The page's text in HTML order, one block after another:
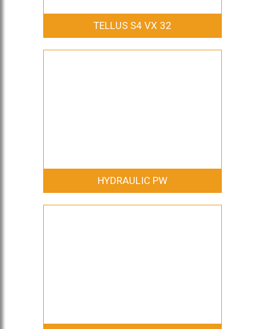
TELLUS S4 VX 32
HYDRAULIC PW